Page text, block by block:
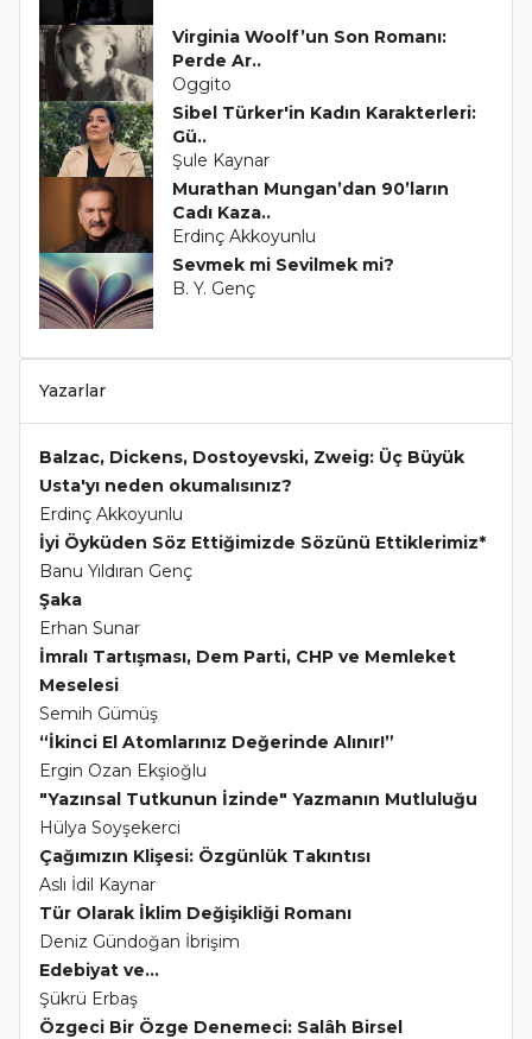
Virginia Woolf’un Son Romanı:
Perde Ar..
Oggito
Sibel Türker'in Kadın Karakterleri:
Gü..
Şule Kaynar
Murathan Mungan’dan 90’ların
Cadı Kaza..
Erdinç Akkoyunlu
Sevmek mi Sevilmek mi?
B. Y. Genç
Yazarlar
Balzac, Dickens, Dostoyevski, Zweig: Üç Büyük
Usta'yı neden okumalısınız?
Erdinç Akkoyunlu
İyi Öyküden Söz Ettiğimizde Sözünü Ettiklerimiz*
Banu Yıldıran Genç
Şaka
Erhan Sunar
İmralı Tartışması, Dem Parti, CHP ve Memleket
Meselesi
Semih Gümüş
“İkinci El Atomlarınız Değerinde Alınır!”
Ergin Ozan Ekşioğlu
"Yazınsal Tutkunun İzinde" Yazmanın Mutluluğu
Hülya Soyşekerci
Çağımızın Klişesi: Özgünlük Takıntısı
Aslı İdil Kaynar
Tür Olarak İklim Değişikliği Romanı
Deniz Gündoğan İbrişim
Edebiyat ve...
Şükrü Erbaş
Özgeci Bir Özge Denemeci: Salâh Birsel